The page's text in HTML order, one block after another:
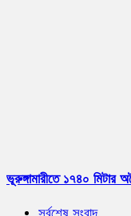
ভূরুঙ্গামারীতে ১৭৪০ মিটার